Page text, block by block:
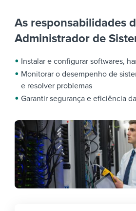
As responsabilidades
Administrador de
Instalar e configurar softwares,
Monitorar o desempenho de
e resolver problemas
Garantir segurança e eficiência